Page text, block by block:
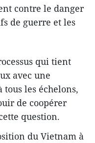
contre le danger
de guerre et les
qui tient
avec une
les échelons,
de coopérer
question.
du Vietnam à